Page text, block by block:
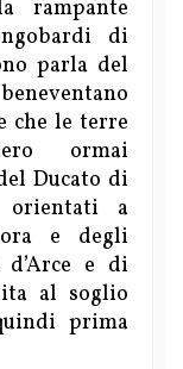
rampante
di
parla del
che le terre
ormai
Ducato di
orientati a
e degli
e di
al soglio
prima